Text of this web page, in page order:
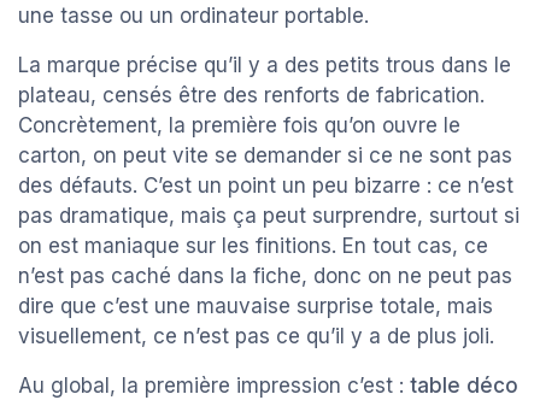
une tasse ou un ordinateur portable.
La marque précise qu’il y a des petits trous dans le
plateau, censés être des renforts de fabrication.
Concrètement, la première fois qu’on ouvre le
carton, on peut vite se demander si ce ne sont pas
des défauts. C’est un point un peu bizarre : ce n’est
pas dramatique, mais ça peut surprendre, surtout si
on est maniaque sur les finitions. En tout cas, ce
n’est pas caché dans la fiche, donc on ne peut pas
dire que c’est une mauvaise surprise totale, mais
visuellement, ce n’est pas ce qu’il y a de plus joli.
Au global, la première impression c’est : table déco